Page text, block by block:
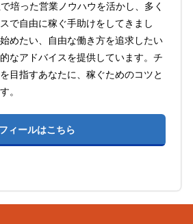
培った営業ノウハウを活かし、多く
で自由に稼ぐ手助けをしてきまし
めたい、自由な働き方を追求したい
なアドバイスを提供しています。チ
目指すあなたに、稼ぐためのコツと
。
ィールはこちら